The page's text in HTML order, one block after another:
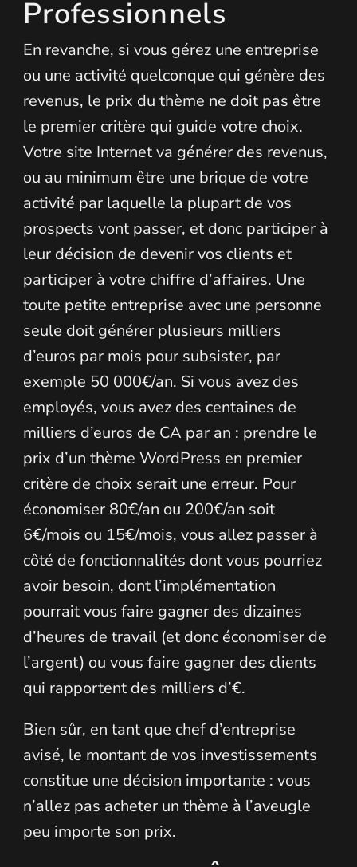
Professionnels
En revanche, si vous gérez une entreprise
ou une activité quelconque qui génère des
revenus, le prix du thème ne doit pas être
le premier critère qui guide votre choix.
Votre site Internet va générer des revenus,
ou au minimum être une brique de votre
activité par laquelle la plupart de vos
prospects vont passer, et donc participer à
leur décision de devenir vos clients et
participer à votre chiffre d’affaires. Une
toute petite entreprise avec une personne
seule doit générer plusieurs milliers
d’euros par mois pour subsister, par
exemple 50 000€/an. Si vous avez des
employés, vous avez des centaines de
milliers d’euros de CA par an : prendre le
prix d’un thème WordPress en premier
critère de choix serait une erreur. Pour
économiser 80€/an ou 200€/an soit
6€/mois ou 15€/mois, vous allez passer à
côté de fonctionnalités dont vous pourriez
avoir besoin, dont l’implémentation
pourrait vous faire gagner des dizaines
d’heures de travail (et donc économiser de
l’argent) ou vous faire gagner des clients
qui rapportent des milliers d’€.
Bien sûr, en tant que chef d’entreprise
avisé, le montant de vos investissements
constitue une décision importante : vous
n’allez pas acheter un thème à l’aveugle
peu importe son prix.